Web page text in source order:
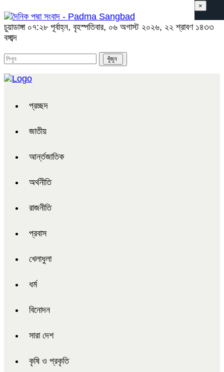
চুয়াডাঙ্গা ০৭:২৮ পূর্বাহ্ন, বৃহস্পতিবার, ০৬ অগাস্ট ২০২৬, ২২ শ্রাবণ ১৪৩৩
বঙ্গাব্দ
প্রচ্ছদ
জাতীয়
আর্ন্তজাতিক
অর্থনীতি
রাজনীতি
প্রবাস
খেলাধুলা
ধর্ম
বিনোদন
সারা দেশ
কৃষি ও প্রকৃতি
×